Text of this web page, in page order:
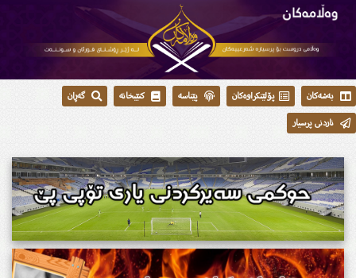
بەشەکان پۆلێنکراوەکان پێناسە کتێبخانە
گەڕان
ناردنی پرسیار